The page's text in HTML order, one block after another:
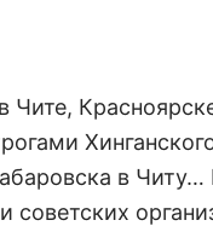
в
советских